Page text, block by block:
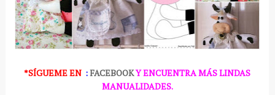
*SÍGUEMEEN :FACEBOOKY ENCUENTRA MÁS LINDAS
MANUALIDADES.